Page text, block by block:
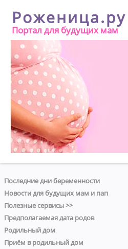
Роженица.ру
Портал для будущих мам
Последние дни беременности
Новости для будущих мам и пап
Полезные сервисы >>
Предполагаемая дата родов
Родильный дом
Приём в родильный дом